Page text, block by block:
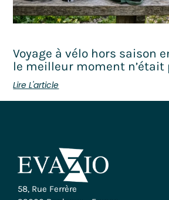
Voyage à vélo hors saison
le meilleur moment n’était
Lire L'article
58, Rue Ferrère